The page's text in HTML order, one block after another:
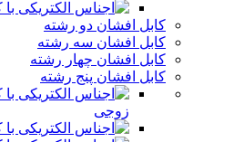
کابل افشان دو رشته
کابل افشان سه رشته
کابل افشان چهار رشته
کابل افشان پنج رشته
زوجی